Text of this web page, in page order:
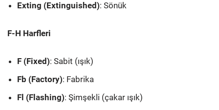
Exting (Extinguished): Sönük
F-H Harfleri
F (Fixed): Sabit (ışık)
Fb (Factory): Fabrika
Fl (Flashing): Şimşekli (çakar ışık)